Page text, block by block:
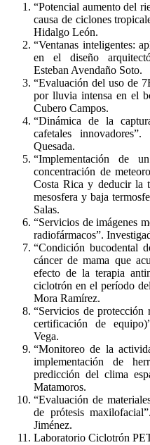
“Potencial aumento del
causa de ciclones
Hidalgo León.
“Ventanas inteligentes:
en el diseño
Esteban Avendaño Soto.
“Evaluación del uso de
por lluvia intensa en el
Cubero Campos.
“Dinámica de la
cafetales
Quesada.
“Implementación de
concentración de
Costa Rica y deducir la
mesosfera y baja
Salas.
“Servicios de imágenes
radiofármacos”.
“Condición bucodental
cáncer de mama que
efecto de la terapia
ciclotrón en el período
Mora Ramírez.
“Servicios de protección
certificación de
Vega.
“Monitoreo de la
implementación de
predicción del clima
Matamoros.
“Evaluación de
de prótesis
Jiménez.
Laboratorio Ciclotrón